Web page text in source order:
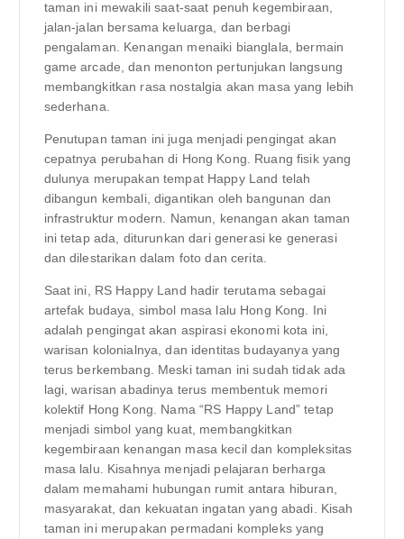
taman ini mewakili saat-saat penuh kegembiraan,
jalan-jalan bersama keluarga, dan berbagi
pengalaman. Kenangan menaiki bianglala, bermain
game arcade, dan menonton pertunjukan langsung
membangkitkan rasa nostalgia akan masa yang lebih
sederhana.
Penutupan taman ini juga menjadi pengingat akan
cepatnya perubahan di Hong Kong. Ruang fisik yang
dulunya merupakan tempat Happy Land telah
dibangun kembali, digantikan oleh bangunan dan
infrastruktur modern. Namun, kenangan akan taman
ini tetap ada, diturunkan dari generasi ke generasi
dan dilestarikan dalam foto dan cerita.
Saat ini, RS Happy Land hadir terutama sebagai
artefak budaya, simbol masa lalu Hong Kong. Ini
adalah pengingat akan aspirasi ekonomi kota ini,
warisan kolonialnya, dan identitas budayanya yang
terus berkembang. Meski taman ini sudah tidak ada
lagi, warisan abadinya terus membentuk memori
kolektif Hong Kong. Nama “RS Happy Land” tetap
menjadi simbol yang kuat, membangkitkan
kegembiraan kenangan masa kecil dan kompleksitas
masa lalu. Kisahnya menjadi pelajaran berharga
dalam memahami hubungan rumit antara hiburan,
masyarakat, dan kekuatan ingatan yang abadi. Kisah
taman ini merupakan permadani kompleks yang